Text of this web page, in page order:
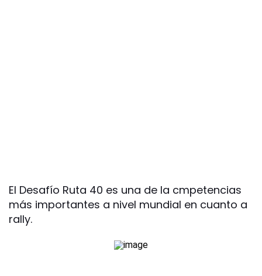
El Desafío Ruta 40 es una de la cmpetencias
más importantes a nivel mundial en cuanto a
rally.